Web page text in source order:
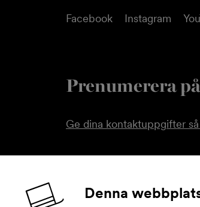
Facebook Instagram
Prenumerera
Ge dina kontaktuppgifter
Denna